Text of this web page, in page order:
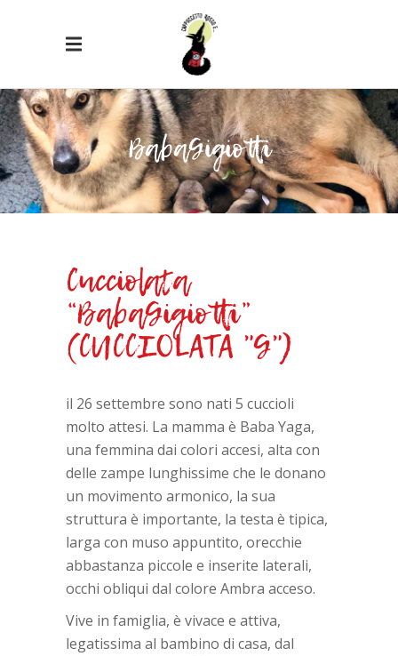
BabaGigiotti
Cucciolata
“BabaGigiotti”
(CUCCIOLATA "G")
il 26 settembre sono nati 5 cuccioli
molto attesi. La mamma è Baba Yaga,
una femmina dai colori accesi, alta con
delle zampe lunghissime che le donano
un movimento armonico, la sua
struttura è importante, la testa è tipica,
larga con muso appuntito, orecchie
abbastanza piccole e inserite laterali,
occhi obliqui dal colore Ambra acceso.
Vive in famiglia, è vivace e attiva,
legatissima al bambino di casa, dal